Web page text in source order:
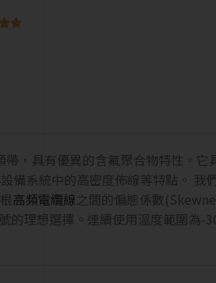

，具有優異的含氟聚合物特性。它
備系統中的高密度佈線等特點。 我
高頻電纜線之間的偏態係數
的理想選擇。連續使用溫度範圍為